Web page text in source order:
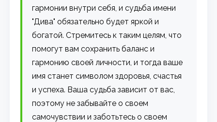
гармонии внутри себя, и судьба имени
"Дива" обязательно будет яркой и
богатой. Стремитесь к таким целям, что
помогут вам сохранить баланс и
гармонию своей личности, и тогда ваше
имя станет символом здоровья, счастья
и успеха. Ваша судьба зависит от вас,
поэтому не забывайте о своем
самочувствии и заботьтесь о своем